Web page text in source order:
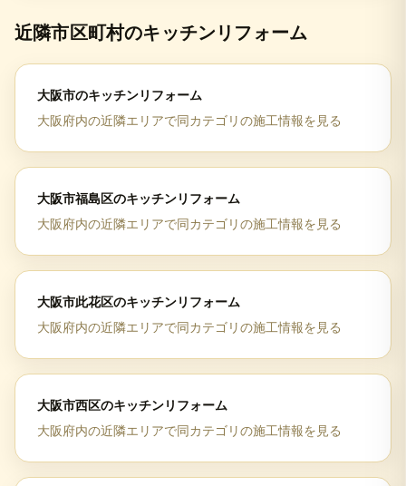
近隣市区町村のキッチンリフォーム
大阪市のキッチンリフォーム
大阪府内の近隣エリアで同カテゴリの施工情報を見る
大阪市福島区のキッチンリフォーム
大阪府内の近隣エリアで同カテゴリの施工情報を見る
大阪市此花区のキッチンリフォーム
大阪府内の近隣エリアで同カテゴリの施工情報を見る
大阪市西区のキッチンリフォーム
大阪府内の近隣エリアで同カテゴリの施工情報を見る